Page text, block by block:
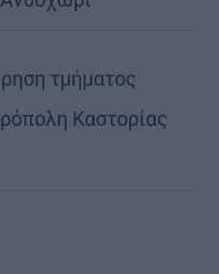
τμήματος
Καστορίας